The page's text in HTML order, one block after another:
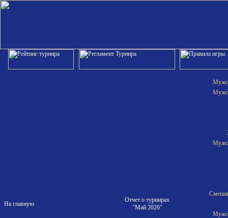
На главную
Отчет о турнирах
"Май 2026"